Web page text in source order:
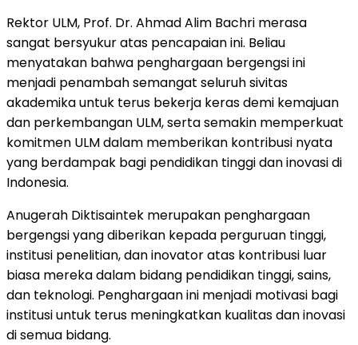
Rektor ULM, Prof. Dr. Ahmad Alim Bachri merasa
sangat bersyukur atas pencapaian ini. Beliau
menyatakan bahwa penghargaan bergengsi ini
menjadi penambah semangat seluruh sivitas
akademika untuk terus bekerja keras demi kemajuan
dan perkembangan ULM, serta semakin memperkuat
komitmen ULM dalam memberikan kontribusi nyata
yang berdampak bagi pendidikan tinggi dan inovasi di
Indonesia.
Anugerah Diktisaintek merupakan penghargaan
bergengsi yang diberikan kepada perguruan tinggi,
institusi penelitian, dan inovator atas kontribusi luar
biasa mereka dalam bidang pendidikan tinggi, sains,
dan teknologi. Penghargaan ini menjadi motivasi bagi
institusi untuk terus meningkatkan kualitas dan inovasi
di semua bidang.